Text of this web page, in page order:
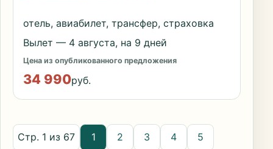
отель, авиабилет, трансфер, страховка
Вылет — 4 августа, на 9 дней
Цена из опубликованного предложения
34 990руб.
Стр. 1 из 67 1 2 3 4 5